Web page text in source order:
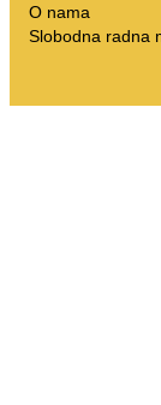
O nama
Slobodna radna